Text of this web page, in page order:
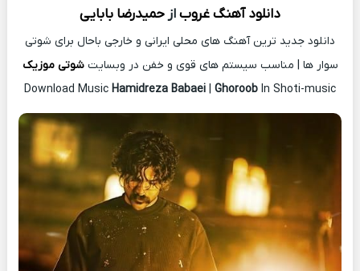
دانلود آهنگغروبازحمیدرضا بابایی
دانلود جدید ترین آهنگ های محلی ایرانی و خارجی باحال برای شوتی
سوار ها | مناسب سیستم های قوی و خفن در وبسایتشوتی موزیک
Download Music Hamidreza Babaei | Ghoroob In Shoti-music